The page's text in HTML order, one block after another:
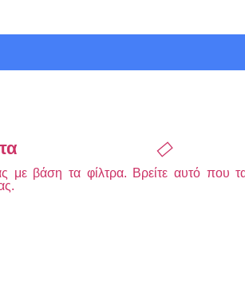
με βάση τα φίλτρα. Βρείτε αυτό που